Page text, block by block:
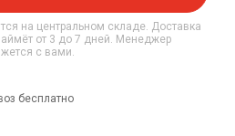
на центральном складе. Доставка
от 3 до 7 дней. Менеджер
с вами.
бесплатно